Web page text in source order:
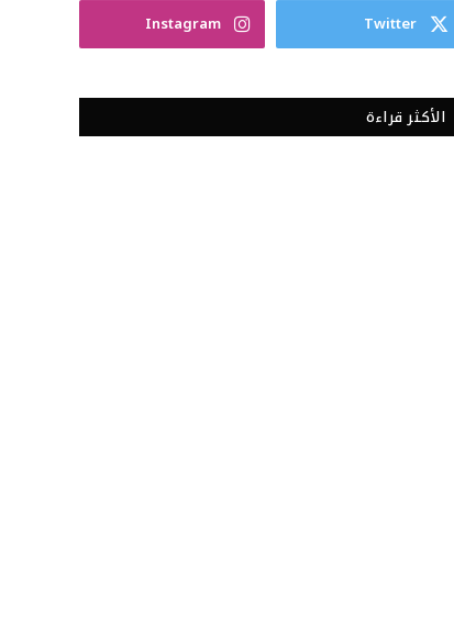
Twitter
Instagram
الأكثر قراءة